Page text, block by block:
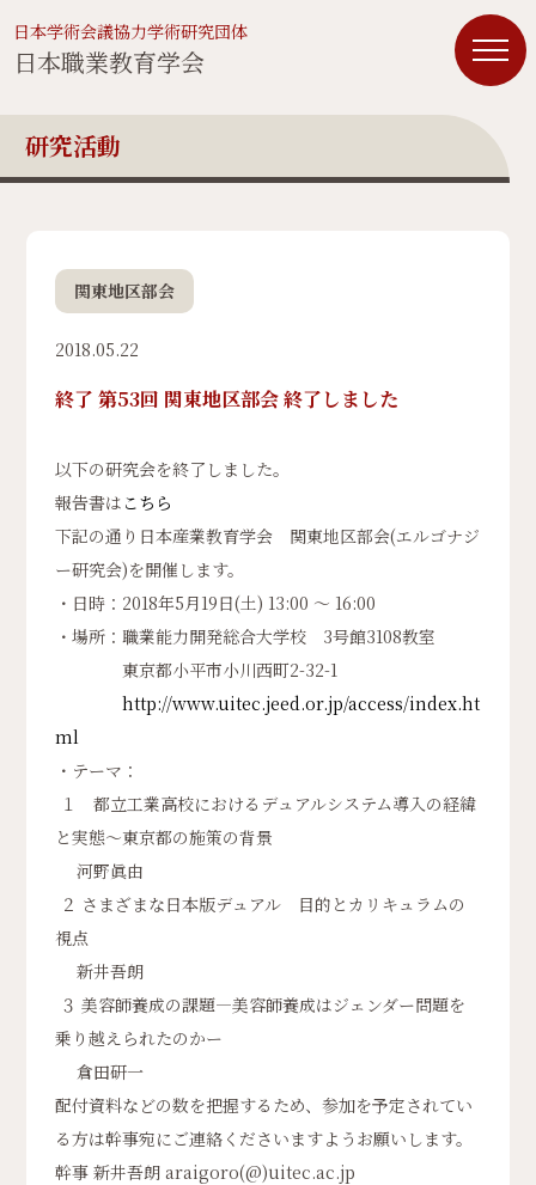
日本学術会議協力学術研究団体
日本職業教育学会
研究活動
関東地区部会
2018.05.22
終了 第53回 関東地区部会 終了しました
以下の研究会を終了しました。
報告書は こちら
下記の通り日本産業教育学会 関東地区部会(エルゴナジ
ー研究会)を開催します。
・日時：2018年5月19日(土) 13:00 ～ 16:00
・場所：職業能力開発総合大学校 3号館3108教室
東京都小平市小川西町2-32-1
http://www.uitec.jeed.or.jp/access/index.ht
ml
・テーマ：
１ 都立工業高校におけるデュアルシステム導入の経緯
と実態〜東京都の施策の背景
河野眞由
２ さまざまな日本版デュアル 目的とカリキュラムの
視点
新井吾朗
３ 美容師養成の課題―美容師養成はジェンダー問題を
乗り越えられたのかー
倉田研一
配付資料などの数を把握するため、参加を予定されてい
る方は幹事宛にご連絡くださいますようお願いします。
幹事 新井吾朗 araigoro(@)uitec.ac.jp